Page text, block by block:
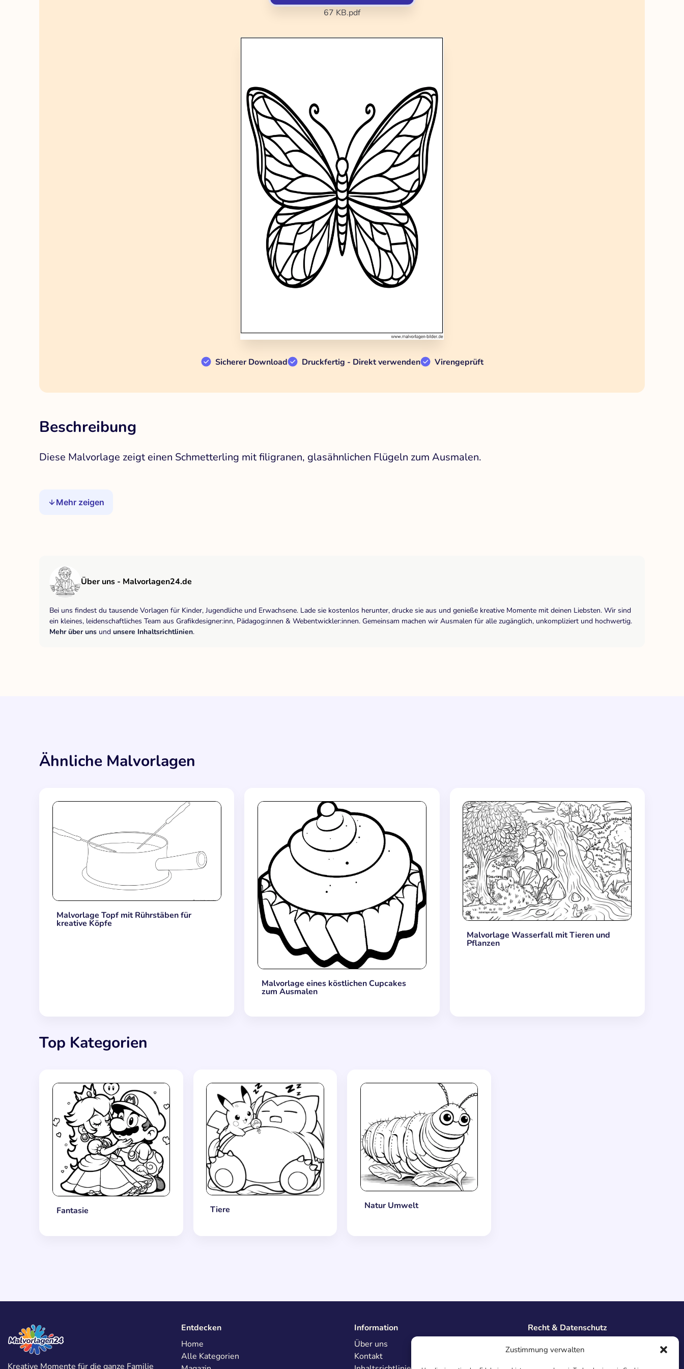
Zustimmung verwalten
67 KB.pdf
Sicherer Download Druckfertig - Direkt verwenden Virengeprüft
Beschreibung
Diese Malvorlage zeigt einen Schmetterling mit filigranen, glasähnlichen Flügeln zum Ausmalen.
Mehr zeigen
Über uns - Malvorlagen24.de
Bei uns findest du tausende Vorlagen für Kinder, Jugendliche und Erwachsene. Lade sie kostenlos herunter, drucke sie aus und genieße kreative Momente mit deinen Liebsten. Wir sind
ein kleines, leidenschaftliches Team aus Grafikdesigner:inn, Pädagog:innen & Webentwickler:innen. Gemeinsam machen wir Ausmalen für alle zugänglich, unkompliziert und hochwertig.
Mehr über uns und unsere Inhaltsrichtlinien.
Ähnliche Malvorlagen
Malvorlage Topf mit Rührstäben für
kreative Köpfe
Malvorlage eines köstlichen Cupcakes
zum Ausmalen
Malvorlage Wasserfall mit Tieren und
Pflanzen
Top Kategorien
Fantasie Tiere Natur Umwelt
Kreative Momente für die ganze Familie
Entdecken
Home
Alle Kategorien
Information
Über uns
Kontakt
Recht & Datenschutz
Datenschutz